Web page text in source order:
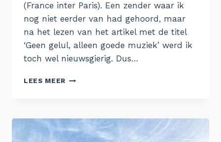
(France inter Paris). Een zender waar ik
nog niet eerder van had gehoord, maar
na het lezen van het artikel met de titel
‘Geen gelul, alleen goede muziek’ werd ik
toch wel nieuwsgierig. Dus…
LEES MEER 23.